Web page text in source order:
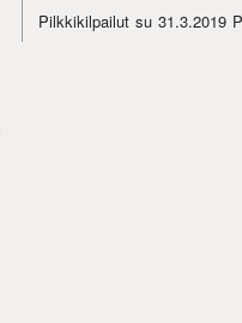
Pilkkikilpailut su 31.3.2019